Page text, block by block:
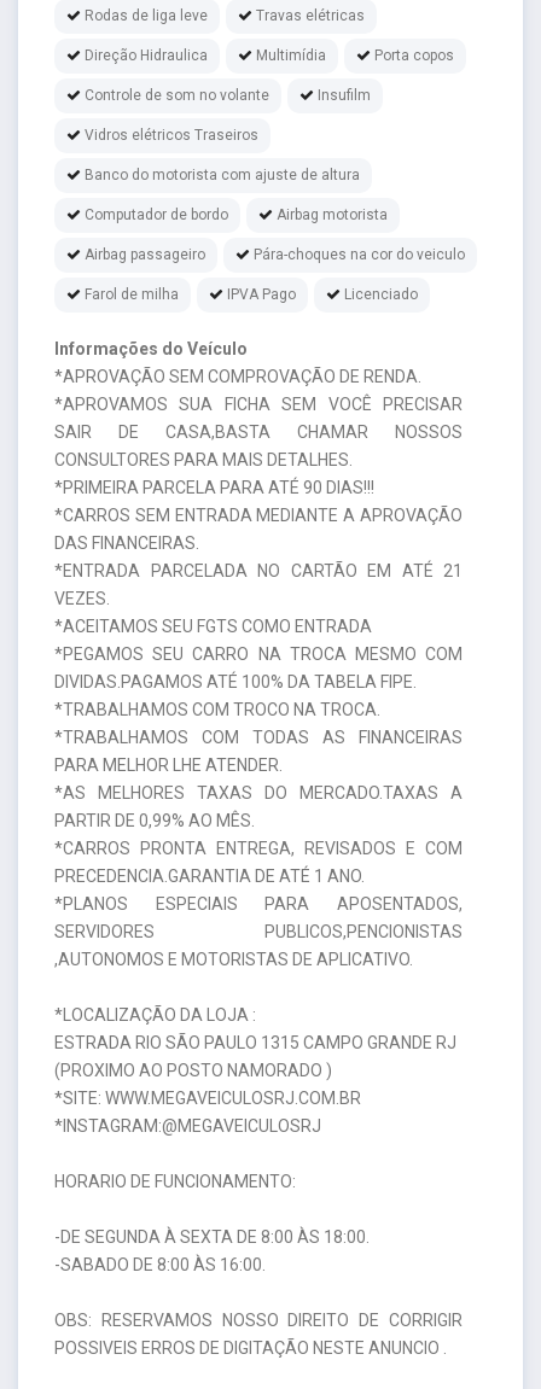
Rodas de liga leve Travas elétricas
Direção Hidraulica Multimídia Porta copos
Controle de som no volante Insufilm
Vidros elétricos Traseiros
Banco do motorista com ajuste de altura
Computador de bordo Airbag motorista
Airbag passageiro Pára-choques na cor do veiculo
Farol de milha IPVA Pago Licenciado
Informações do Veículo
*APROVAÇÃO SEM COMPROVAÇÃO DE RENDA.
*APROVAMOS SUA FICHA SEM VOCÊ PRECISAR
SAIR DE CASA,BASTA CHAMAR NOSSOS
CONSULTORES PARA MAIS DETALHES.
*PRIMEIRA PARCELA PARA ATÉ 90 DIAS!!!
*CARROS SEM ENTRADA MEDIANTE A APROVAÇÃO
DAS FINANCEIRAS.
*ENTRADA PARCELADA NO CARTÃO EM ATÉ 21
VEZES.
*ACEITAMOS SEU FGTS COMO ENTRADA
*PEGAMOS SEU CARRO NA TROCA MESMO COM
DIVIDAS.PAGAMOS ATÉ 100% DA TABELA FIPE.
*TRABALHAMOS COM TROCO NA TROCA.
*TRABALHAMOS COM TODAS AS FINANCEIRAS
PARA MELHOR LHE ATENDER.
*AS MELHORES TAXAS DO MERCADO.TAXAS A
PARTIR DE 0,99% AO MÊS.
*CARROS PRONTA ENTREGA, REVISADOS E COM
PRECEDENCIA.GARANTIA DE ATÉ 1 ANO.
*PLANOS ESPECIAIS PARA APOSENTADOS,
SERVIDORES PUBLICOS,PENCIONISTAS
,AUTONOMOS E MOTORISTAS DE APLICATIVO.
*LOCALIZAÇÃO DA LOJA :
ESTRADA RIO SÃO PAULO 1315 CAMPO GRANDE RJ
(PROXIMO AO POSTO NAMORADO )
*SITE: WWW.MEGAVEICULOSRJ.COM.BR
*INSTAGRAM:@MEGAVEICULOSRJ
HORARIO DE FUNCIONAMENTO:
-DE SEGUNDA À SEXTA DE 8:00 ÀS 18:00.
-SABADO DE 8:00 ÀS 16:00.
OBS: RESERVAMOS NOSSO DIREITO DE CORRIGIR
POSSIVEIS ERROS DE DIGITAÇÃO NESTE ANUNCIO .